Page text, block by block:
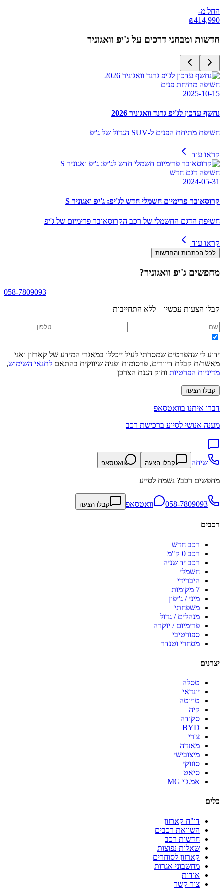
החל מ-
₪414,990
חדשות ומבחני דרכים על ג'יפ וואגוניר
חשיפה מתיחת פנים
2025-10-15
נחשף עדכון לג'יפ גרנד וואגוניר 2026
חשיפת מתיחת הפנים ל-SUV הגדול של ג'יפ
קראו עוד
חשיפה דגם חדש
2024-05-31
קרוסאובר פרימיום חשמלי חדש לג'יפ: ג'יפ ואגוניר S
חשיפת הדגם החשמלי של רכב הקרוסאובר פרימיום של ג'יפ
קראו עוד
לכל הכתבות והחדשות
מחפשים ג'יפ וואגוניר?
058-7809093
קבלו הצעות עכשיו – ללא התחייבות
ידוע לי שהפרטים שמסרתי לעיל ייכללו במאגרי המידע של קארזון ואני
מאשר/ת קבלת דיוורים, פרסומות ופניה שיווקית בהתאם לתנאי השימוש,
מדיניות הפרטיות וחוק הגנת הצרכן
קבלו הצעה
דברו איתנו בוואטסאפ
מענה אנושי לסיוע ברכישת רכב
שיחה קבלו הצעה וואטסאפ
מחפשים רכב? נשמח לסייע
058-7809093 וואטסאפ קבלו הצעה
רכבים
רכב חדש
רכב 0 ק"מ
רכב יד שניה
חשמלי
היברידי
7 מקומות
מיני / ג'יפון
משפחתי
מנהלים / גדול
פרימיום / יוקרה
ספורטיבי
מסחרי וטנדר
יצרנים
טסלה
יונדאי
טויוטה
קיה
סקודה
BYD
צ'רי
מאזדה
מיצובישי
סוזוקי
סיאט
אמ.ג'י MG
כלים
דו"ח קארזון
השוואת רכבים
חדשות רכב
שאלות נפוצות
קארזון לסוחרים
מחשבוני אגרות
אודות
צור קשר